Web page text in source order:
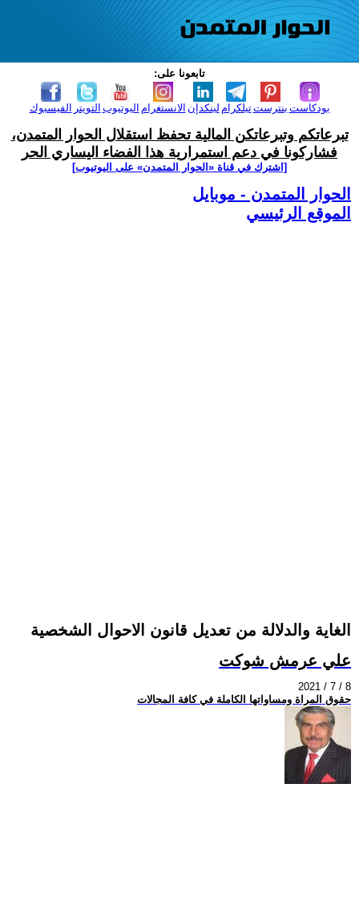
تابعونا على:
الفيسبوك التويتر اليوتيوب الانستغرام لينكدإن تيلكرامبنترست بودكاست
تبرعاتكم وتبرعاتكن المالية تحفظ استقلال الحوار المتمدن،
فشاركونا في دعم استمرارية هذا الفضاء اليساري الحر
[اشترك في قناة ‫«الحوار المتمدن» على اليوتيوب]
الحوار المتمدن - موبايل
الموقع الرئيسي
الغاية والدلالة من تعديل قانون الاحوال الشخصية
علي عرمش شوكت
2021 / 7 / 8
حقوق المراة ومساواتها الكاملة في كافة المجالات